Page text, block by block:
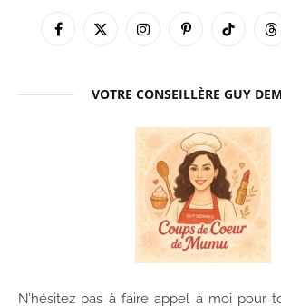
Facebook
X
InstagramPinterestTikTok
VOTRE CONSEILLÈRE GUY
N’hésitez pas à faire appel à moi pour